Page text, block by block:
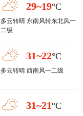
29~19°C
多云转晴 东南风转东北风一
二级
31~22°C
多云转晴 西南风一二级
31~21 °C